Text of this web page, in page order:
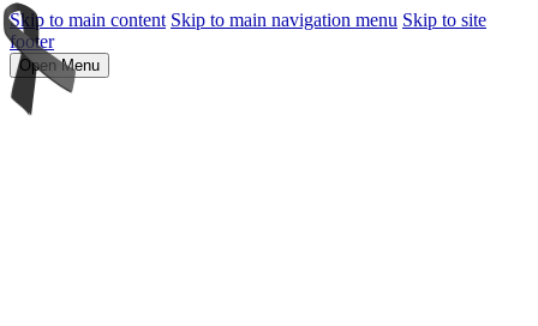
Skip to main content Skip to main navigation menu Skip to site
footer
Open Menu